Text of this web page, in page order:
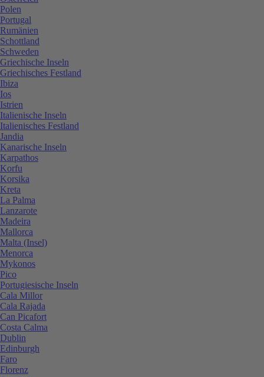
Polen
Portugal
Rumänien
Schottland
Schweden
Griechische Inseln
Griechisches Festland
Ibiza
Ios
Istrien
Italienische Inseln
Italienisches Festland
Jandia
Kanarische Inseln
Karpathos
Korfu
Korsika
Kreta
La Palma
Lanzarote
Madeira
Mallorca
Malta (Insel)
Menorca
Mykonos
Pico
Portugiesische Inseln
Cala Millor
Cala Rajada
Can Picafort
Costa Calma
Dublin
Edinburgh
Faro
Florenz